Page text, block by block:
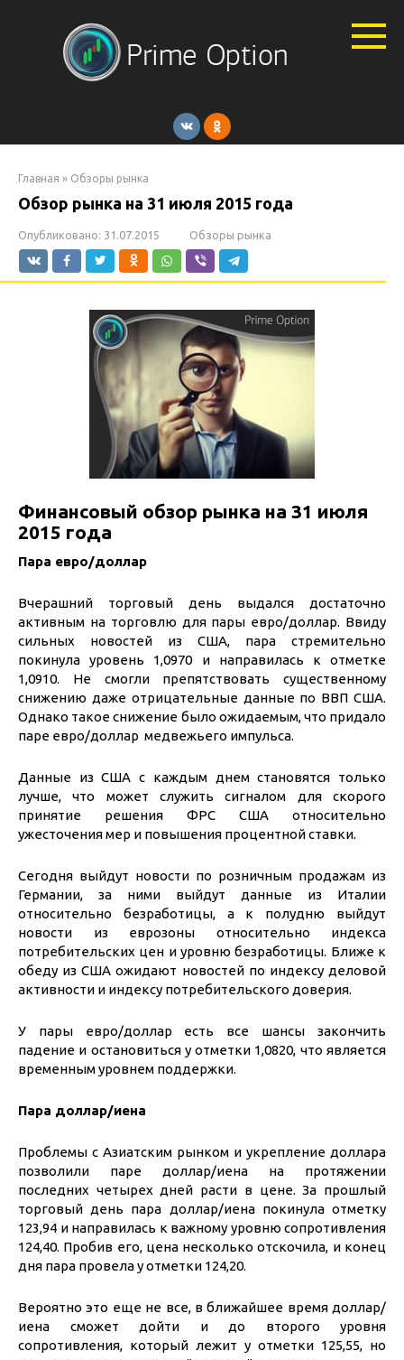
Главная » Обзоры рынка
Обзор рынка на 31 июля 2015 года
Опубликовано: 31.07.2015 Обзоры рынка
Финансовый обзор рынка на 31 июля
2015 года
Пара евро/доллар
Вчерашний торговый день выдался достаточно
активным на торговлю для пары евро/доллар. Ввиду
сильных новостей из США, пара стремительно
покинула уровень 1,0970 и направилась к отметке
1,0910. Не смогли препятствовать существенному
снижению даже отрицательные данные по ВВП США.
Однако такое снижение было ожидаемым, что придало
паре евро/доллар медвежьего импульса.
Данные из США с каждым днем становятся только
лучше, что может служить сигналом для скорого
принятие решения ФРС США относительно
ужесточения мер и повышения процентной ставки.
Сегодня выйдут новости по розничным продажам из
Германии, за ними выйдут данные из Италии
относительно безработицы, а к полудню выйдут
новости из еврозоны относительно индекса
потребительских цен и уровню безработицы. Ближе к
обеду из США ожидают новостей по индексу деловой
активности и индексу потребительского доверия.
У пары евро/доллар есть все шансы закончить
падение и остановиться у отметки 1,0820, что является
временным уровнем поддержки.
Пара доллар/иена
Проблемы с Азиатским рынком и укрепление доллара
позволили паре доллар/иена на протяжении
последних четырех дней расти в цене. За прошлый
торговый день пара доллар/иена покинула отметку
123,94 и направилась к важному уровню сопротивления
124,40. Пробив его, цена несколько отскочила, и конец
дня пара провела у отметки 124,20.
Вероятно это еще не все, в ближайшее время доллар/
иена сможет дойти и до второго уровня
сопротивления, который лежит у отметки 125,55, но